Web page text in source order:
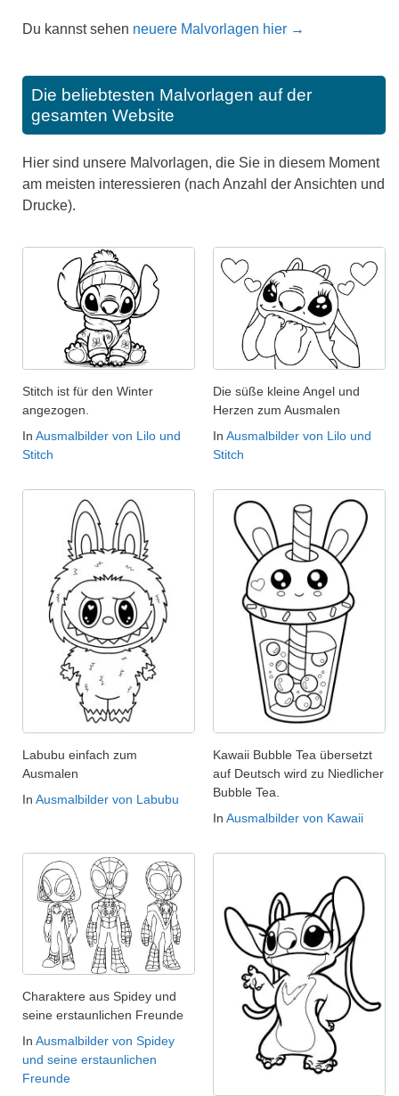
Du kannst sehen neuere Malvorlagen hier →
Die beliebtesten Malvorlagen auf der
gesamten Website
Hier sind unsere Malvorlagen, die Sie in diesem Moment
am meisten interessieren (nach Anzahl der Ansichten und
Drucke).
Stitch ist für den Winter
angezogen.
In Ausmalbilder von Lilo und
Stitch
Die süße kleine Angel und
Herzen zum Ausmalen
In Ausmalbilder von Lilo und
Stitch
Labubu einfach zum
Ausmalen
In Ausmalbilder von Labubu
Kawaii Bubble Tea übersetzt
auf Deutsch wird zu Niedlicher
Bubble Tea.
In Ausmalbilder von Kawaii
Charaktere aus Spidey und
seine erstaunlichen Freunde
In Ausmalbilder von Spidey
und seine erstaunlichen
Freunde